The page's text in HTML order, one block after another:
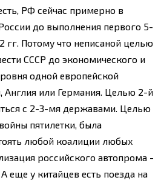
РФ сейчас примерно в
до выполнения первого 5-
гг. Потому что неписаной целью
СССР до экономического и
одной европейской
или Германия. Целью 2-й
с 2-3-мя державами. Целью
пятилетки, была
любой коалиции любых
российского автопрома -
еще у китайцев есть поезда на